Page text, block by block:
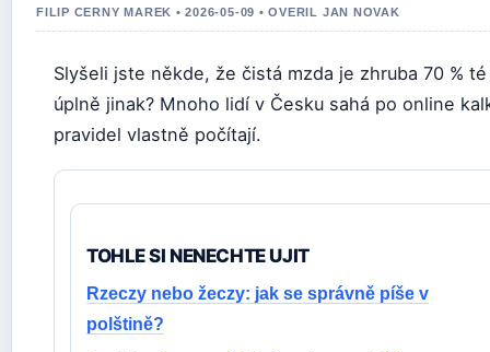
FILIP CERNY MAREK • 2026-05-09 • OVERIL JAN NOVAK
Slyšeli jste někde, že čistá mzda je zhruba 70 %
úplně jinak? Mnoho lidí v Česku sahá po online
pravidel vlastně počítají.
TOHLE SI NENECHTE UJIT
Rzeczy nebo žeczy: jak se správně píše v
polštině?